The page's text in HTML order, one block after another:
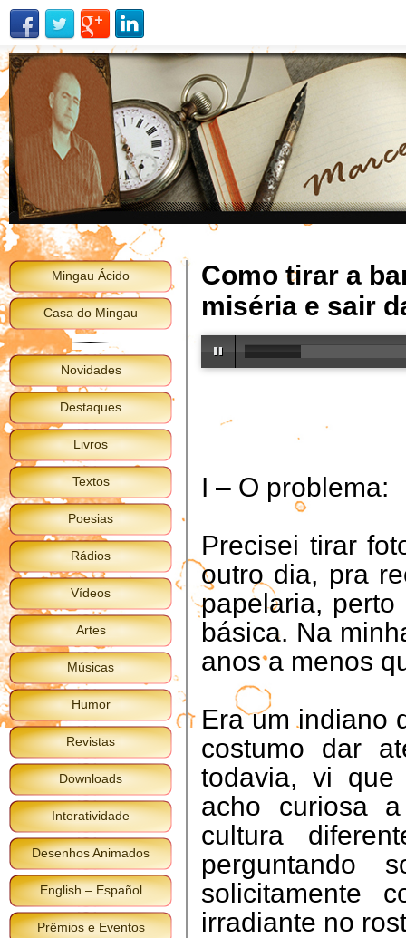
Mingau Ácido
Casa do Mingau
Novidades
Destaques
Livros
Textos
Poesias
Rádios
Vídeos
Artes
Músicas
Humor
Revistas
Downloads
Interatividade
Desenhos Animados
English – Español
Prêmios e Eventos
Como tirar a
miséria e sair
I – O problema:
Precisei tirar
outro dia, pra
papelaria,
básica. Na
anos a menos
Era um indiano
costumo dar
todavia, vi que
acho curiosa
cultura
perguntando
solicitamente
irradiante no